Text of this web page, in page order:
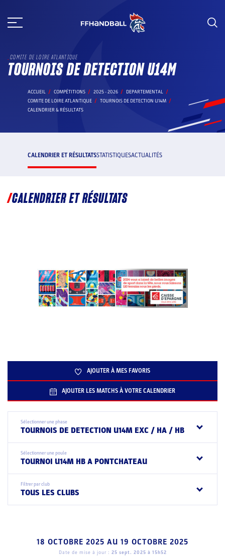
au
COMITE DE LOIRE ATLANTIQUE
TOURNOIS DE DETECTION U14M
ACCUEIL COMPÉTITIONS 2025 - 2026
DEPARTEMENTAL
COMITE DE LOIRE ATLANTIQUE
TOURNOIS DE DETECTION U14M
CALENDRIER & RÉSULTATS
CALENDRIER ET RÉSULTATSSTATISTIQUESACTUALITÉS
CALENDRIER ET RÉSULTATS
AJOUTER À MES FAVORIS
AJOUTER LES MATCHS À VOTRE CALENDRIER
Sélectionner une phase
TOURNOIS DE DETECTION U14M EXC / HA / HB
Sélectionner une poule
TOURNOI U14M HB A PONTCHATEAU
Filtrer par club
TOUS LES CLUBS
18 OCTOBRE 2025 AU 19 OCTOBRE 2025
Date de mise à jour : 25 sept. 2025 à 15h52